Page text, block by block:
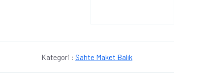
Kategori : Sahte Maket Balık